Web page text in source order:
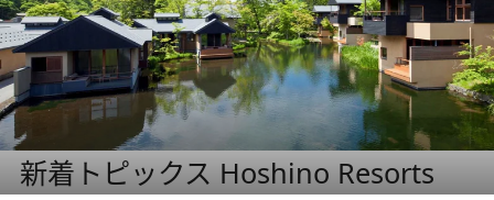
新着トピックス Hoshino Resorts